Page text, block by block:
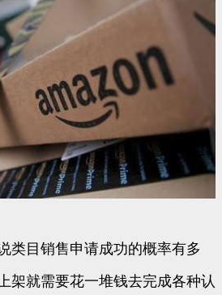
类目销售申请成功的概率有多
架就需要花一堆钱去完成各种认